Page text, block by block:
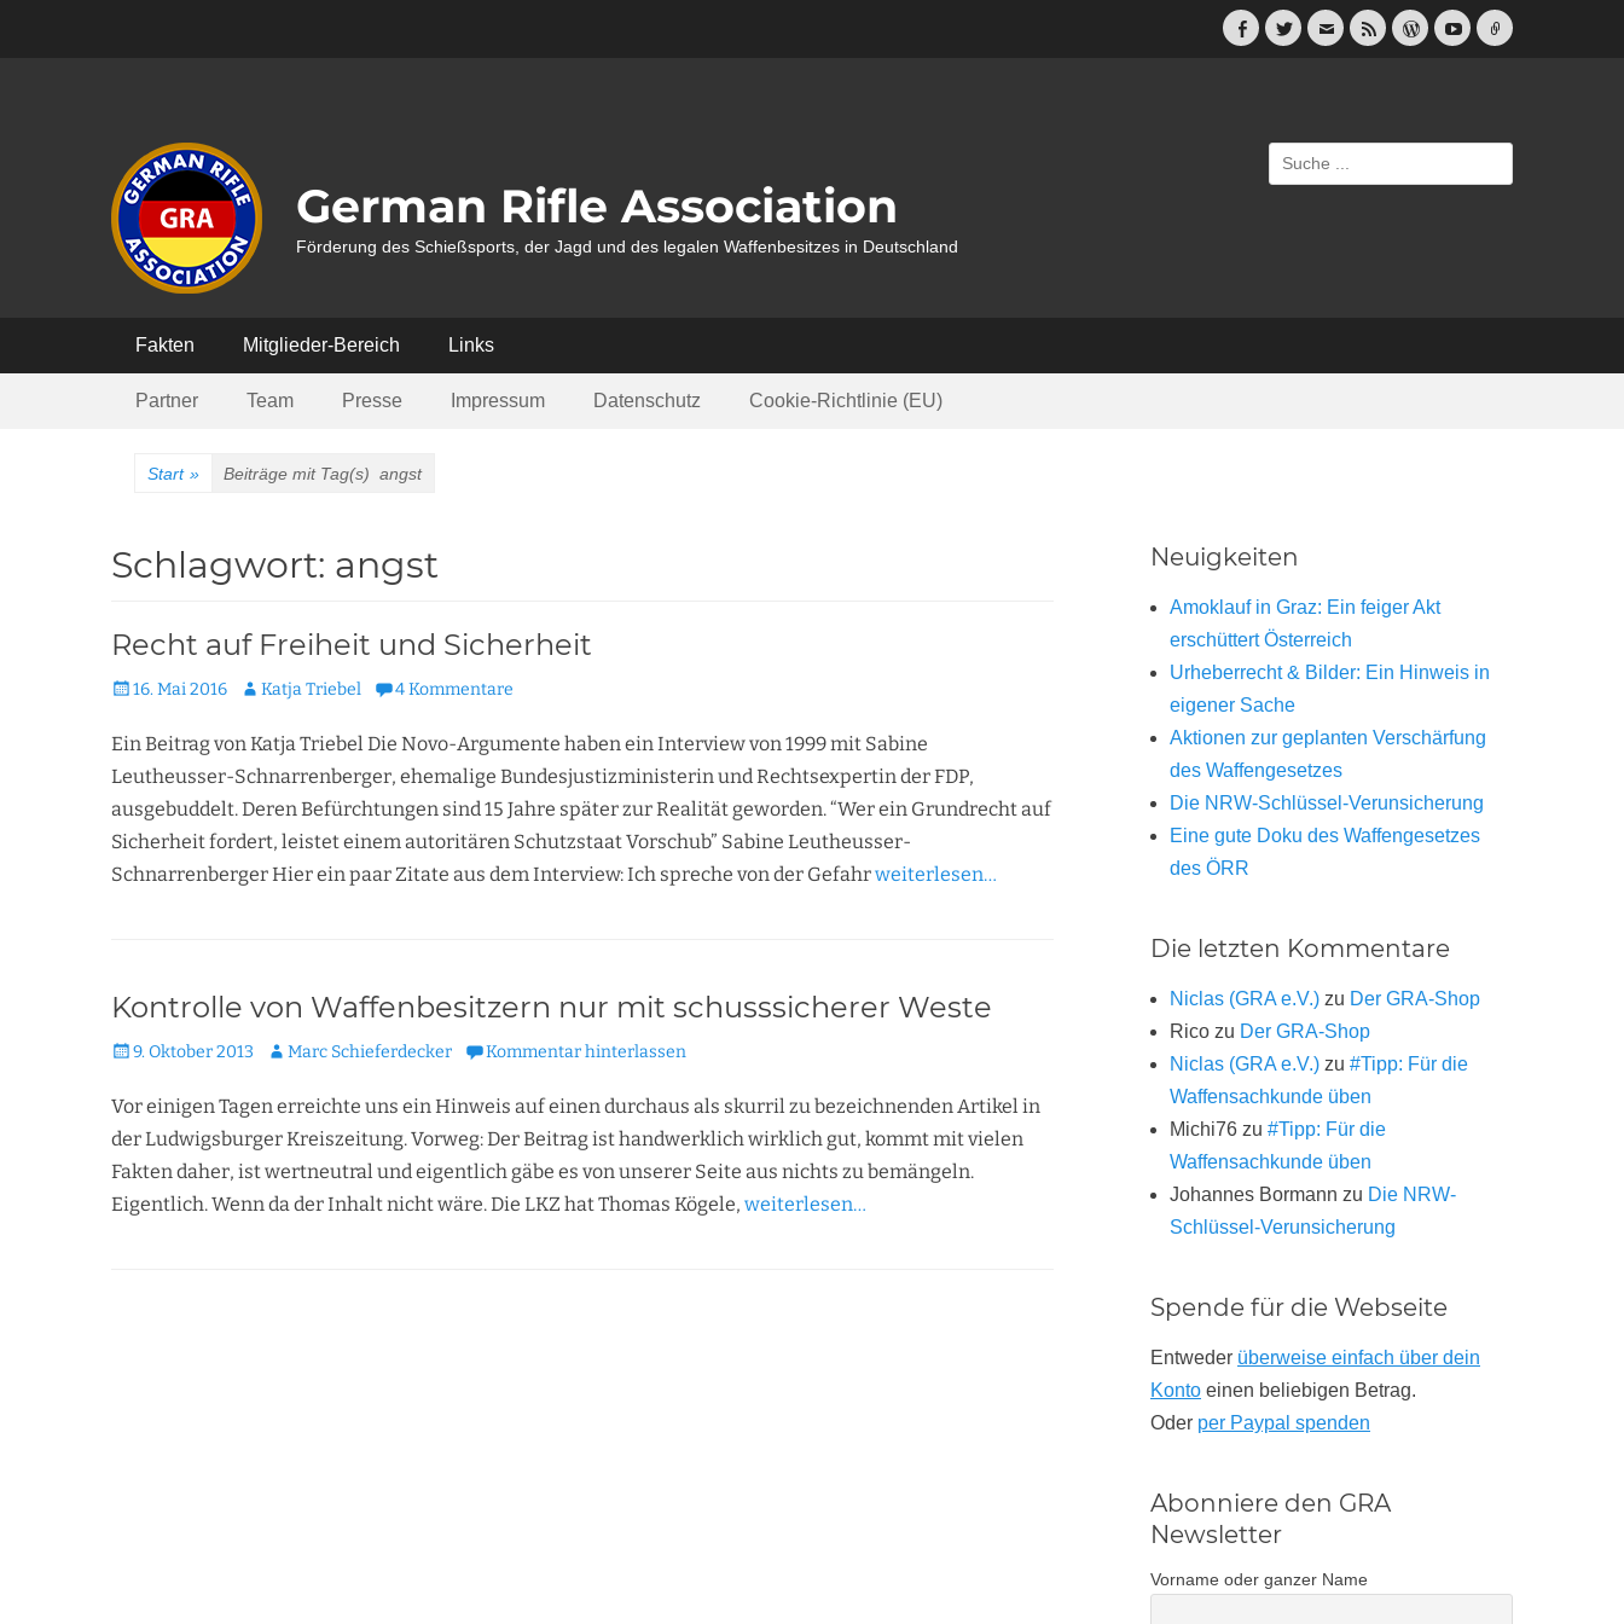
Facebook
Twitter
E-
Feed WordPress
YouTube
Link
German Rifle Association
Förderung des Schießsports, der Jagd und des legalen Waffenbesitzes in Deutschland
Suche
nach:
Hauptmenü
Fakten Mitglieder-Bereich Links
Submenü
Partner Team Presse Impressum Datenschutz Cookie-Richtlinie (EU)
Start » Beiträge mit Tag(s) angst
Schlagwort: angst
Recht auf Freiheit und Sicherheit
Veröffentlicht
16. Mai 2016 Autor
Katja Triebel 4 Kommentare
Ein Beitrag von Katja Triebel Die Novo-Argumente haben ein Interview von 1999 mit Sabine
Leutheusser-Schnarrenberger, ehemalige Bundesjustizministerin und Rechtsexpertin der FDP,
ausgebuddelt. Deren Befürchtungen sind 15 Jahre später zur Realität geworden. “Wer ein Grundrecht auf
Sicherheit fordert, leistet einem autoritären Schutzstaat Vorschub” Sabine Leutheusser-
Schnarrenberger Hier ein paar Zitate aus dem Interview: Ich spreche von der Gefahrweiterlesen…
Kontrolle von Waffenbesitzern nur mit schusssicherer Weste
Veröffentlicht
9. Oktober 2013 Autor
Marc Schieferdecker Kommentar hinterlassen
Vor einigen Tagen erreichte uns ein Hinweis auf einen durchaus als skurril zu bezeichnenden Artikel in
der Ludwigsburger Kreiszeitung. Vorweg: Der Beitrag ist handwerklich wirklich gut, kommt mit vielen
Fakten daher, ist wertneutral und eigentlich gäbe es von unserer Seite aus nichts zu bemängeln.
Eigentlich. Wenn da der Inhalt nicht wäre. Die LKZ hat Thomas Kögele, weiterlesen…
Neuigkeiten
Amoklauf in Graz: Ein feiger Akt
erschüttert Österreich
Urheberrecht & Bilder: Ein Hinweis in
eigener Sache
Aktionen zur geplanten Verschärfung
des Waffengesetzes
Die NRW-Schlüssel-Verunsicherung
Eine gute Doku des Waffengesetzes
des ÖRR
Die letzten Kommentare
Niclas (GRA e.V.) zu Der GRA-Shop
Rico zu Der GRA-Shop
Niclas (GRA e.V.) zu #Tipp: Für die
Waffensachkunde üben
Michi76 zu #Tipp: Für die
Waffensachkunde üben
Johannes Bormann zu Die NRW-
Schlüssel-Verunsicherung
Spende für die Webseite
Entweder überweise einfach über dein
Konto einen beliebigen Betrag.
Oder per Paypal spenden
Abonniere den GRA
Newsletter
Vorname oder ganzer Name